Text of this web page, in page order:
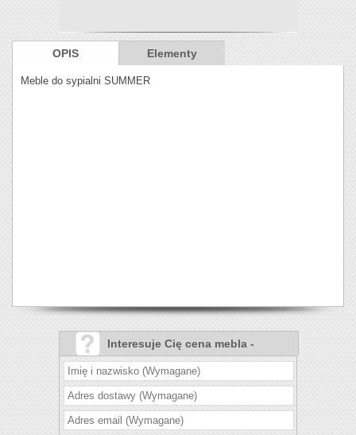
OPIS Elementy
Meble do sypialni SUMMER
Interesuje Cię cena mebla -
Sypialnia Summer?